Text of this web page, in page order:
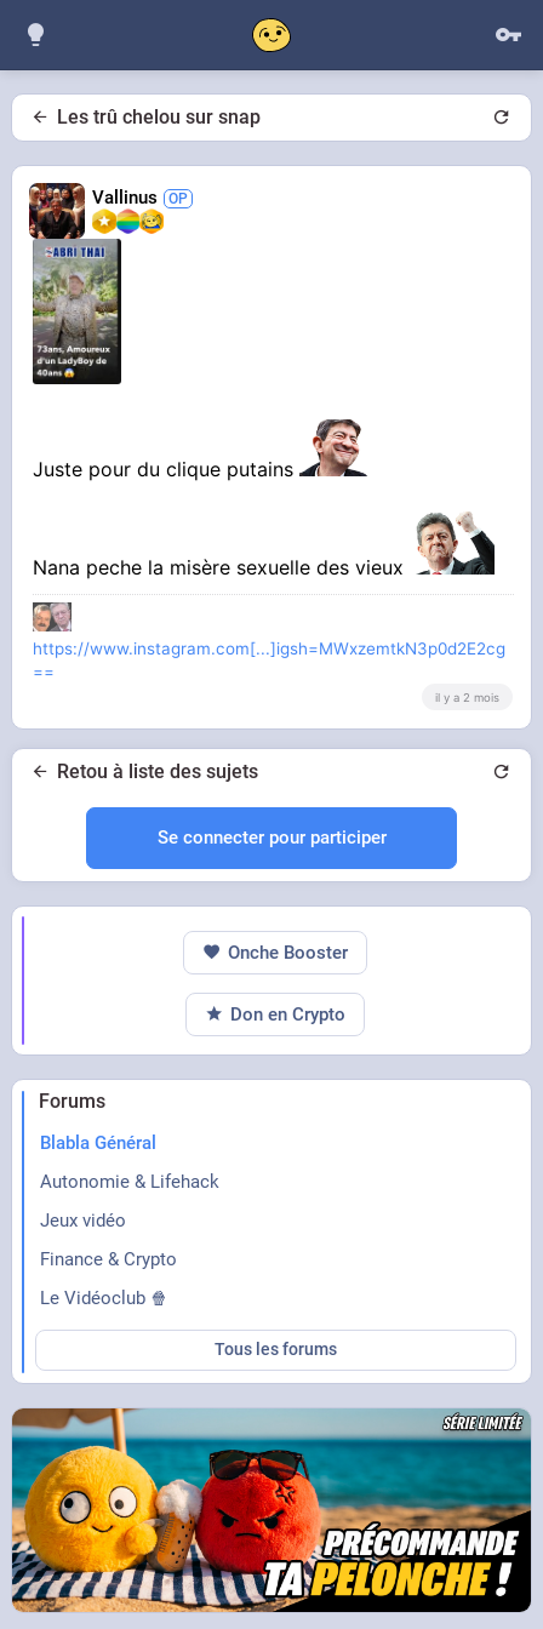
Les trû chelou sur snap
Vallinus
Juste pour du clique putains
Nana peche la misère sexuelle des vieux
https://www.instagram.com[...]igsh=MWxzemtkN3p0d2E2cg
==
il y a 2 mois
Retou à liste des sujets
Se connecter pour participer
Forums
Blabla Général
Autonomie & Lifehack
Jeux vidéo
Finance & Crypto
Le Vidéoclub 🍿
Tous les forums
Onche Booster
Don en Crypto